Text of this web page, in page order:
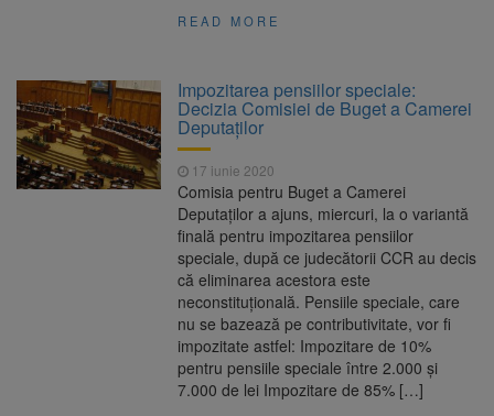
READ MORE
Impozitarea pensiilor speciale:
Decizia Comisiei de Buget a Camerei
Deputaților
17 iunie 2020
Comisia pentru Buget a Camerei
Deputaților a ajuns, miercuri, la o variantă
finală pentru impozitarea pensiilor
speciale, după ce judecătorii CCR au decis
că eliminarea acestora este
neconstituțională. Pensiile speciale, care
nu se bazează pe contributivitate, vor fi
impozitate astfel: Impozitare de 10%
pentru pensiile speciale între 2.000 și
7.000 de lei Impozitare de 85% […]